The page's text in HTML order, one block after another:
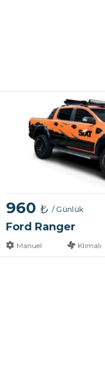
960 ₺ / Günlük
Ford Ranger
Manuel Klimalı